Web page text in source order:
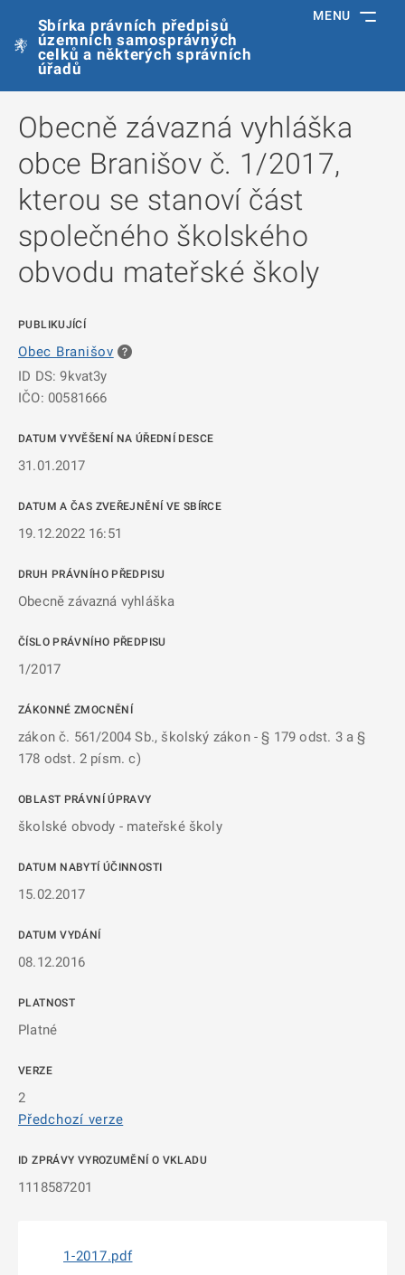
Sbírka právních předpisů
územních samosprávných
celků a některých správních
úřadů
MENU
Obecně závazná vyhláška
obce Branišov č. 1/2017,
kterou se stanoví část
společného školského
obvodu mateřské školy
PUBLIKUJÍCÍ
Obec Branišov
ID DS: 9kvat3y
IČO: 00581666
DATUM VYVĚŠENÍ NA ÚŘEDNÍ DESCE
31.01.2017
DATUM A ČAS ZVEŘEJNĚNÍ VE SBÍRCE
19.12.2022 16:51
DRUH PRÁVNÍHO PŘEDPISU
Obecně závazná vyhláška
ČÍSLO PRÁVNÍHO PŘEDPISU
1/2017
ZÁKONNÉ ZMOCNĚNÍ
zákon č. 561/2004 Sb., školský zákon - § 179 odst. 3 a §
178 odst. 2 písm. c)
OBLAST PRÁVNÍ ÚPRAVY
školské obvody - mateřské školy
DATUM NABYTÍ ÚČINNOSTI
15.02.2017
DATUM VYDÁNÍ
08.12.2016
PLATNOST
Platné
VERZE
2
Předchozí verze
ID ZPRÁVY VYROZUMĚNÍ O VKLADU
1118587201
1-2017.pdf